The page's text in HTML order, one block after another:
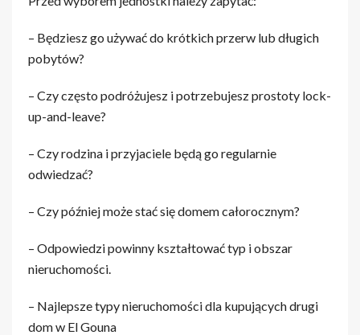
– Będziesz go używać do krótkich przerw lub długich
pobytów?
– Czy często podróżujesz i potrzebujesz prostoty lock-
up-and-leave?
– Czy rodzina i przyjaciele będą go regularnie
odwiedzać?
– Czy później może stać się domem całorocznym?
– Odpowiedzi powinny kształtować typ i obszar
nieruchomości.
– Najlepsze typy nieruchomości dla kupujących drugi
dom w El Gouna